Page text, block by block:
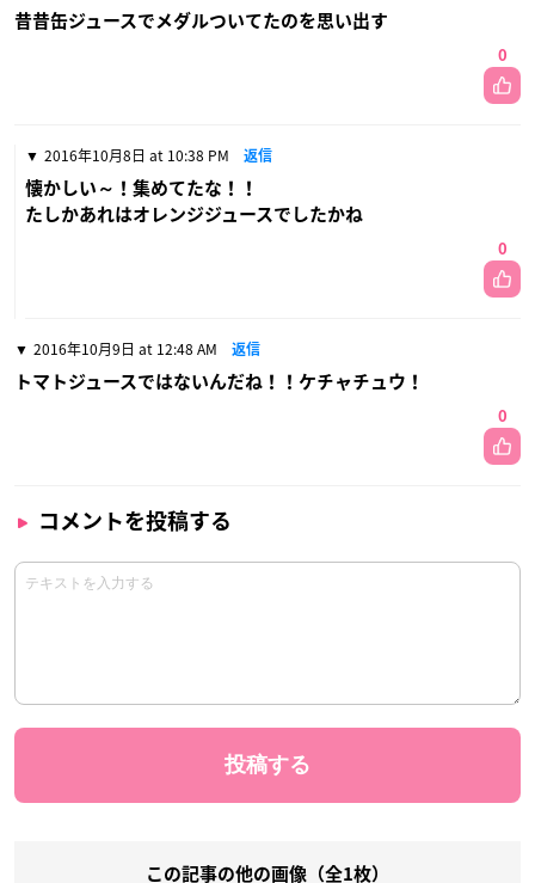
昔昔缶ジュースでメダルついてたのを思い出す
0
2016年10月8日 at 10:38 PM 返信
懐かしい～！集めてたな！！
たしかあれはオレンジジュースでしたかね
0
2016年10月9日 at 12:48 AM 返信
トマトジュースではないんだね！！ケチャチュウ！
0
コメントを投稿する
この記事の他の画像（全1枚）